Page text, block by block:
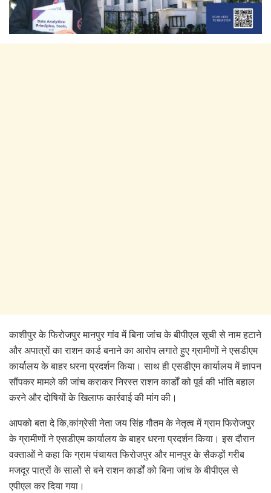
काशीपुर के फिरोजपुर मानपुर गांव में बिना जांच के बीपीएल सूची से नाम हटाने
और अपात्रों का राशन कार्ड बनाने का आरोप लगाते हुए ग्रामीणों ने एसडीएम
कार्यालय के बाहर धरना प्रदर्शन किया। साथ ही एसडीएम कार्यालय में ज्ञापन
सौंपकर मामले की जांच कराकर निरस्त राशन कार्डों को पूर्व की भांति बहाल
करने और दोषियों के खिलाफ कार्रवाई की मांग की।
आपको बता दे कि,कांग्रेसी नेता जय सिंह गौतम के नेतृत्व में ग्राम फिरोजपुर
के ग्रामीणों ने एसडीएम कार्यालय के बाहर धरना प्रदर्शन किया। इस दौरान
वक्ताओं ने कहा कि ग्राम पंचायत फिरोजपुर और मानपुर के सैकड़ों गरीब
मजदूर पात्रों के सालों से बने राशन कार्डों को बिना जांच के बीपीएल से
एपीएल कर दिया गया।